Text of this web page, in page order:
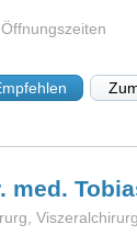
Öffnungszeiten
med.
Viszeralchirurg